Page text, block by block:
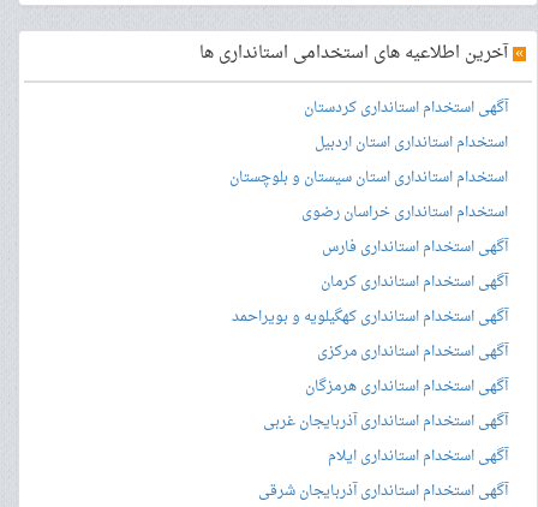
»آخرین اطلاعیه های استخدامی استانداری ها
آگهی استخدام استانداری کردستان
استخدام استانداری استان اردبیل
استخدام استانداری استان سیستان و بلوچستان
استخدام استانداری خراسان رضوی
آگهی استخدام استانداری فارس
آگهی استخدام استانداری کرمان
آگهی استخدام استانداری کهگیلویه و بویراحمد
آگهی استخدام استانداری مرکزی
آگهی استخدام استانداری هرمزگان
آگهی استخدام استانداری آذربایجان غربی
آگهی استخدام استانداری ایلام
آگهی استخدام استانداری آذربایجان شرقی